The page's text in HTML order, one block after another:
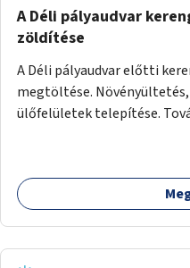
A Déli pályaudvar
zöldítése
A Déli pályaudvar előtti
megtöltése.
ülőfelületek telepítése.